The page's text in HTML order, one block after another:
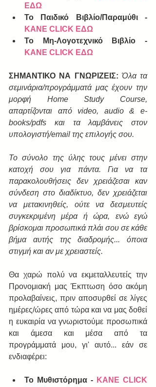
ΕΔΩ
ΚΑΝΕ CLICK ΕΔΩ
ΚΑΝΕ CLICK ΕΔΩ
ΣΗΜΑΝΤΙΚΟ ΝΑ ΓΝΩΡΙΖΕΙΣ: Όλα τα
σεμινάρια/προγράμματά μας έχουν την
μορφή Home Study Course,
απαρτίζονται από video, audio & e-
books/pdfs και τα λαμβάνεις στον
υπολογιστή/email της επιλογής σου.
Το σύνολο της ύλης τους μένει στην
κατοχή σου για πάντα. Για να τα
παρακολουθήσεις δεν χρειάζεσαι καν
σύνδεση στο διαδίκτυο, δεν χρειάζεται
να μετακινηθείς, ούτε να δεσμευτείς
συγκεκριμένη μέρα ή ώρα, ενώ εγώ
βρίσκομαι προσωπικά πλάι σου σε κάθε
βήμα αυτής της διαδρομής... όποια
στιγμή και αν με χρειαστείς.
Θα χαρώ πολύ να εκμεταλλευτείς την
Προνομιακή μας Έκπτωση όσο ακόμη
προλαβαίνεις, πριν αποσυρθεί σε λίγες
ημέρες/ώρες από τώρα και να μας δοθεί
η ευκαιρία να γνωριστούμε προσωπικά
και άμεσα και μέσα από τα
προγράμματά μου, γι' αυτό... εάν σε
ενδιαφέρει:
To Μυθιστόρημα - ΚΑΝΕ CLICK